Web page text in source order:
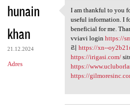
hunain
khan
21.12.2024
Adres
I am thankful to
I am thankful to you
useful information. I
beneficial for me.
vviavi login https://
리 https://xn--
https://irigasi.com/
https://
https://